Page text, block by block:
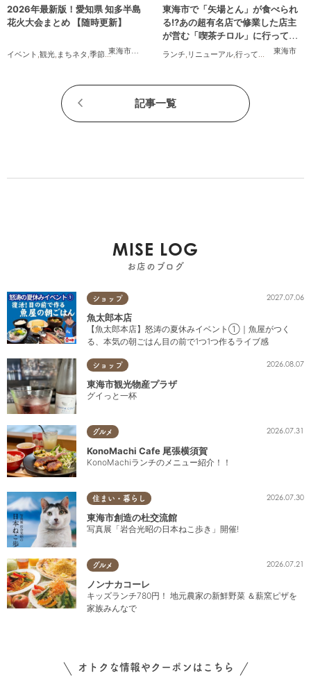
東海市大府市 知多市, 東浦町 阿久比町,半田市 常滑市,武豊
2026年最新版！愛知県 知多半島
花火大会まとめ 【随時更新】
イベント ,観光, まちネタ ,季節ネタ ,まとめ記事 親子,夫婦 ,家族,カップル,友人 東海市
東海市で「矢場とん」が食べられ
る!?あの超有名店で修業した店主
が営む「喫茶チロル」に行ってみ
ランチ, リニューアル,行ってみたレポ ,夫婦
記事一覧
MISE LOG
お店のブログ
ショップ 2027.07.06
魚太郎本店
【魚太郎本店】怒涛の夏休みイベント①｜魚屋がつく
る、本気の朝ごはん目の前で1つ1つ作るライブ感
ショップ 2026.08.07
東海市観光物産プラザ
グイっと一杯
グルメ 2026.07.31
KonoMachi Cafe 尾張横須賀
KonoMachiランチのメニュー紹介！！
住まい・暮らし 2026.07.30
東海市創造の杜交流館
写真展「岩合光昭の日本ねこ歩き」開催!
グルメ 2026.07.21
ノンナカコーレ
キッズランチ780円！ 地元農家の新鮮野菜 ＆薪窯ピザを
家族みんなで
オトクな情報やクーポンはこちら